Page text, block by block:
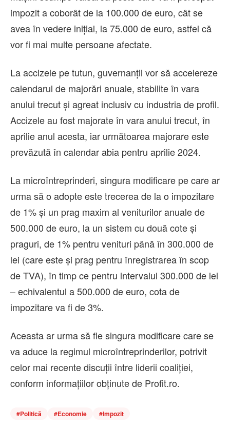
impozit a coborât de la 100.000 de euro, cât se
avea în vedere inițial, la 75.000 de euro, astfel că
vor fi mai multe persoane afectate.
La accizele pe tutun, guvernanții vor să accelereze
calendarul de majorări anuale, stabilite în vara
anului trecut și agreat inclusiv cu industria de profil.
Accizele au fost majorate în vara anului trecut, în
aprilie anul acesta, iar următoarea majorare este
prevăzută în calendar abia pentru aprilie 2024.
La microîntreprinderi, singura modificare pe care ar
urma să o adopte este trecerea de la o impozitare
de 1% și un prag maxim al veniturilor anuale de
500.000 de euro, la un sistem cu două cote și
praguri, de 1% pentru venituri până în 300.000 de
lei (care este și prag pentru înregistrarea în scop
de TVA), în timp ce pentru intervalul 300.000 de lei
– echivalentul a 500.000 de euro, cota de
impozitare va fi de 3%.
Aceasta ar urma să fie singura modificare care se
va aduce la regimul microîntreprinderilor, potrivit
celor mai recente discuții între liderii coaliției,
conform informațiilor obținute de Profit.ro.
#Politică #Economie #Impozit